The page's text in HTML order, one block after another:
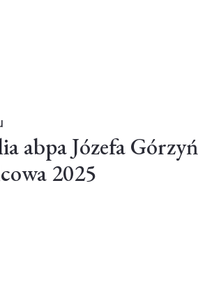
abpa Józefa
2025